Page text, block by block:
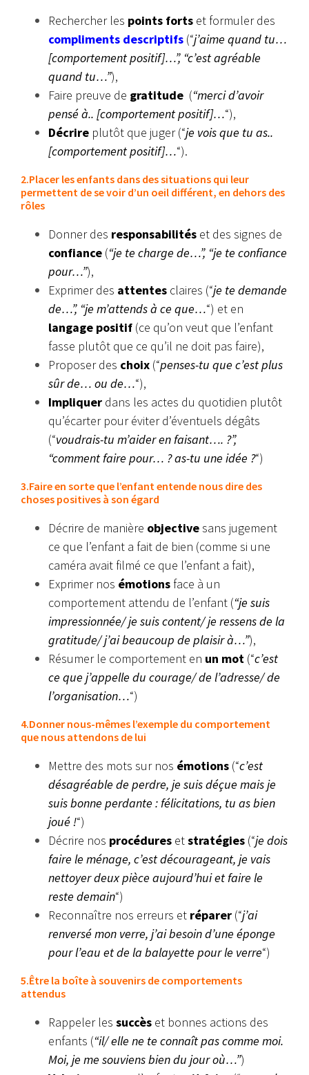
Rechercher les points forts et formuler des
compliments descriptifs (“j’aime quand tu…
[comportement positif]…”, “c’est agréable
quand tu…”),
Faire preuve de gratitude (“merci d’avoir
pensé à.. [comportement positif]…“),
Décrire plutôt que juger (“je vois que tu as..
[comportement positif]…“).
2.Placer les enfants dans des situations qui leur
permettent de se voir d’un oeil différent, en dehors des
rôles
Donner des responsabilités et des signes de
confiance (“je te charge de…”, “je te confiance
pour…”),
Exprimer des attentes claires (“je te demande
de…”, “je m’attends à ce que…“) et en
langage positif (ce qu’on veut que l’enfant
fasse plutôt que ce qu’il ne doit pas faire),
Proposer des choix (“penses-tu que c’est plus
sûr de… ou de…“),
Impliquer dans les actes du quotidien plutôt
qu’écarter pour éviter d’éventuels dégâts
(“voudrais-tu m’aider en faisant…. ?”,
“comment faire pour… ? as-tu une idée ?“)
3.Faire en sorte que l’enfant entende nous dire des
choses positives à son égard
Décrire de manière objectivesans jugement
ce que l’enfant a fait de bien (comme si une
caméra avait filmé ce que l’enfant a fait),
Exprimer nos émotions face à un
comportement attendu de l’enfant (“je suis
impressionnée/ je suis content/ je ressens de la
gratitude/ j’ai beaucoup de plaisir à…”),
Résumer le comportement en un mot (“c’est
ce que j’appelle du courage/ de l’adresse/ de
l’organisation…“)
4.Donner nous-mêmes l’exemple du comportement
que nous attendons de lui
Mettre des mots sur nos émotions (“c’est
désagréable de perdre, je suis déçue mais je
suis bonne perdante : félicitations, tu as bien
joué !“)
Décrire nos procédures etstratégies (“je dois
faire le ménage, c’est décourageant, je vais
nettoyer deux pièce aujourd’hui et faire le
reste demain“)
Reconnaître nos erreurs et réparer (“j’ai
renversé mon verre, j’ai besoin d’une éponge
pour l’eau et de la balayette pour le verre“)
5.Être la boîte à souvenirs de comportements
attendus
Rappeler les succès et bonnes actions des
enfants (“il/ elle ne te connaît pas comme moi.
Moi, je me souviens bien du jour où…”)